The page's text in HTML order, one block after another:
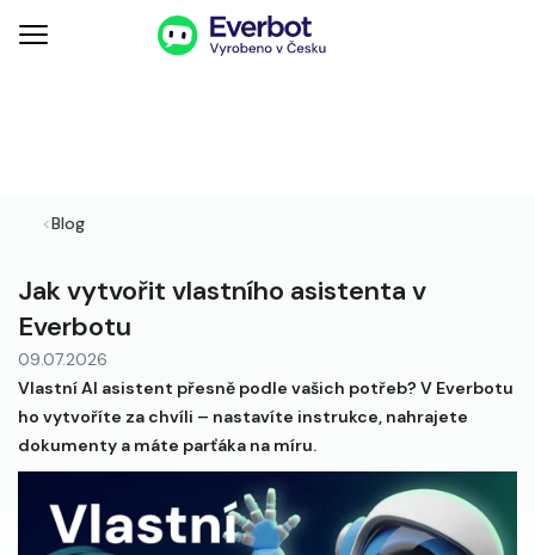
<Blog
Jak vytvořit vlastního asistenta v
Everbotu
09.07.2026
Vlastní AI asistent přesně podle vašich potřeb? V Everbotu
ho vytvoříte za chvíli – nastavíte instrukce, nahrajete
dokumenty a máte parťáka na míru.